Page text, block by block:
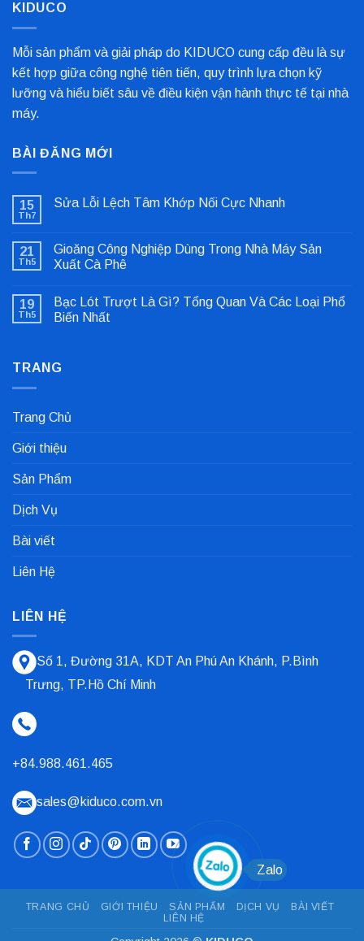
KIDUCO
Mỗi sản phẩm và giải pháp do KIDUCO cung cấp đều là sự
kết hợp giữa công nghệ tiên tiến, quy trình lựa chọn kỹ
lưỡng và hiểu biết sâu về điều kiện vận hành thực tế tại nhà
máy.
BÀI ĐĂNG MỚI
15
Th7
Sửa Lỗi Lệch Tâm Khớp Nối Cực Nhanh
luận
ở
Sửa
Tâm
Khớp
Nối
21
Th5
Gioăng Công Nghiệp Dùng Trong Nhà Máy Sản
Xuất Cà Phê
bình
luận
ở
Dùng
Trong
Xuất
19
Th5
Bạc Lót Trượt Là Gì? Tổng Quan Và Các Loại Phổ
Biến Nhất
luận
ở
Là
Quan
Loại
Nhất
TRANG
Trang Chủ
Giới thiệu
Sản Phẩm
Dịch Vụ
Bài viết
Liên Hệ
LIÊN HỆ
Số 1, Đường 31A, KDT An Phú An Khánh, P.Bình
Trưng, TP.Hồ Chí Minh
+84.988.461.465
sales@kiduco.com.vn
TRANG CHỦ GIỚI THIỆU SẢN PHẨM DỊCH VỤ
BÀI VIẾT
LIÊN HỆ
Zalo